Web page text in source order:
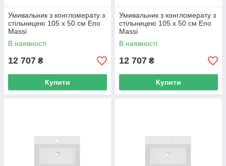
Умивальник з конгломерату з
стільницею 105 х 50 см Eno
Massi
В наявності
12 707 ₴
Купити
Умивальник з конгломерату з
стільницею 105 х 50 см Eno
Massi
В наявності
12 707 ₴
Купити